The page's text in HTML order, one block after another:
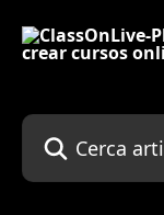
Cerca articoli…